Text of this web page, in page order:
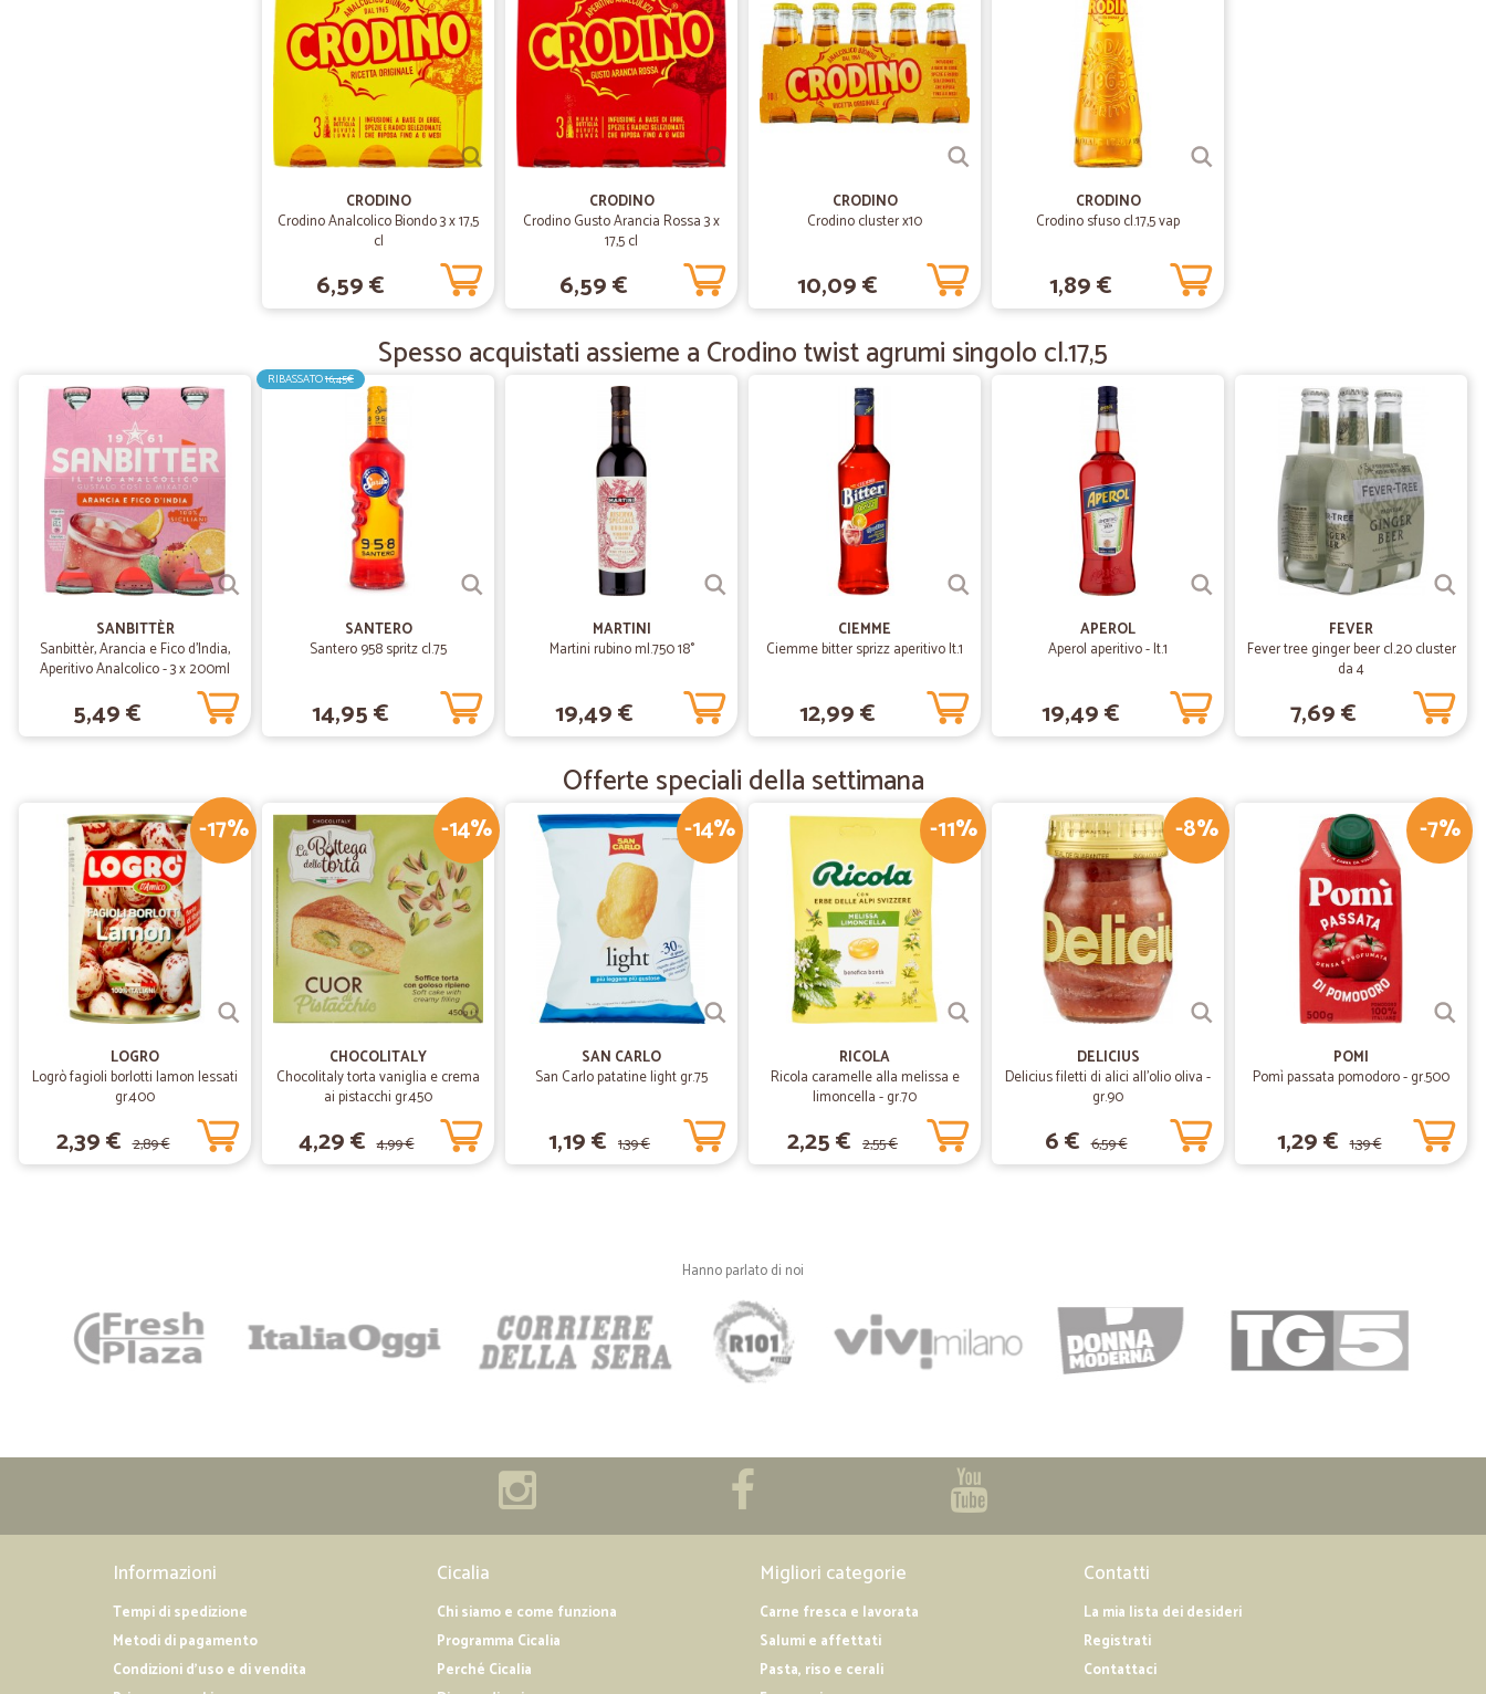
Tutto bene
Tutto bene, come desiderato.
—Trustpilot
Consigliato, servizio eccellente!
mi è stata recapitata il 19/11. Il sito mi garantiva la consegna entro il 18/11 (quindi un solo
giorno lavorativo) ma, dato il periodo in cui ci troviamo, non posso lamentarmi. È raro trovare
center è sempre attivo e la receptionist molto cortese. La qualità dei prodotti è ottima,
specialmente la macelleria. Per il prezzo invece darei un 4/5, stiamo in una fascia
abbastanza alta ma parliamo anche di prodotti di marca. Non si tratta di un discount,
21/09/2020
Imballaggio buono,spedizione veloce.
Imballaggio buono,spedizione veloce. Tutto ok. Prodotti di qualità. Purtroppo però i prezzi
degli articoli sono un po’ alti rispetto alla norma,tranne per qualcosa. Solo per questo non ho
messo il massimo delle stelline.
09/06/2020
Anna L.
VELOCI E PRECISI
VELOCI E PRECISI
26/02/2020
Ferruccio O.
Consegna di parola
Consegna di parola, il prodotto buono
12/02/2020
Massimo P.
Ottimo servizio
Ottimo servizio
27/08/2019
—Daniela A.
Prodotti imballati perfettamente e…
CRODINO
Crodino Analcolico Biondo 3 x 17,5
cl
6,59 €
CRODINO
Crodino Gusto Arancia Rossa 3 x
17,5 cl
6,59 €
CRODINO
Crodino cluster x10
10,09 €
CRODINO
Crodino sfuso cl.17,5 vap
1,89 €
Spesso acquistati assieme a Crodino twist agrumi singolo cl.17,5
SANBITTÈR
Sanbittèr, Arancia e Fico d'India,
Aperitivo Analcolico - 3 x 200ml
5,49 €
RIBASSATO16,45€
SANTERO
Santero 958 spritz cl.75
14,95 €
MARTINI
Martini rubino ml.750 18°
19,49 €
CIEMME
Ciemme bitter sprizz aperitivo lt.1
12,99 €
APEROL
Aperol aperitivo - lt.1
19,49 €
FEVER
Fever tree ginger beer cl.20 cluster
da 4
7,69 €
Offerte speciali della settimana
-17%
LOGRO
Logrò fagioli borlotti lamon lessati
gr.400
2,39 € 2,89 €
-14%
CHOCOLITALY
Chocolitaly torta vaniglia e crema
ai pistacchi gr.450
4,29 € 4,99 €
-14%
SAN CARLO
San Carlo patatine light gr.75
1,19 € 1,39 €
-11%
RICOLA
Ricola caramelle alla melissa e
limoncella - gr.70
2,25 € 2,55 €
-8%
DELICIUS
Delicius filetti di alici all'olio oliva -
gr.90
6 € 6,59 €
-7%
POMI
Pomì passata pomodoro - gr.500
1,29 € 1,39 €
Hanno parlato di noi
Informazioni
Tempi di spedizione
Metodi di pagamento
Condizioni d'uso e di vendita
Cicalia
Chi siamo e come funziona
Programma Cicalia
Perché Cicalia
Migliori categorie
Carne fresca e lavorata
Salumi e affettati
Pasta, riso e cerali
Contatti
La mia lista dei desideri
Registrati
Contattaci